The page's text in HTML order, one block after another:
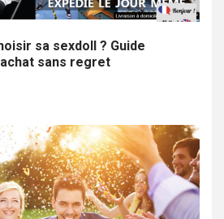
sa sexdoll ? Guide
sans regret